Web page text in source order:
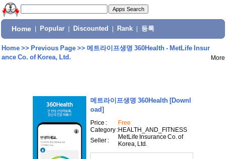
Home Popular Discounted Rank 등록
Home>> Previous Page>> 메트라이프생명 360Health - MetLife Insur
ance Co. of Korea, Ltd.
More
메트라이프생명 360Health [Downl
oad]
Price :
Free
Category :HEALTH_AND_FITNESS
Seller :
MetLife Insurance Co. of
Korea, Ltd.